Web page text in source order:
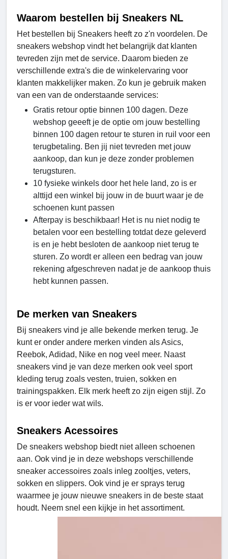
Waarom bestellen bij Sneakers NL
Het bestellen bij Sneakers heeft zo z'n voordelen. De
sneakers webshop vindt het belangrijk dat klanten
tevreden zijn met de service. Daarom bieden ze
verschillende extra's die de winkelervaring voor
klanten makkelijker maken. Zo kun je gebruik maken
van een van de onderstaande services:
Gratis retour optie binnen 100 dagen. Deze
webshop geeeft je de optie om jouw bestelling
binnen 100 dagen retour te sturen in ruil voor een
terugbetaling. Ben jij niet tevreden met jouw
aankoop, dan kun je deze zonder problemen
terugsturen.
10 fysieke winkels door het hele land, zo is er
alttijd een winkel bij jouw in de buurt waar je de
schoenen kunt passen
Afterpay is beschikbaar! Het is nu niet nodig te
betalen voor een bestelling totdat deze geleverd
is en je hebt besloten de aankoop niet terug te
sturen. Zo wordt er alleen een bedrag van jouw
rekening afgeschreven nadat je de aankoop thuis
hebt kunnen passen.
De merken van Sneakers
Bij sneakers vind je alle bekende merken terug. Je
kunt er onder andere merken vinden als Asics,
Reebok, Adidad, Nike en nog veel meer. Naast
sneakers vind je van deze merken ook veel sport
kleding terug zoals vesten, truien, sokken en
trainingspakken. Elk merk heeft zo zijn eigen stijl. Zo
is er voor ieder wat wils.
Sneakers Acessoires
De sneakers webshop biedt niet alleen schoenen
aan. Ook vind je in deze webshops verschillende
sneaker accessoires zoals inleg zooltjes, veters,
sokken en slippers. Ook vind je er sprays terug
waarmee je jouw nieuwe sneakers in de beste staat
houdt. Neem snel een kijkje in het assortiment.